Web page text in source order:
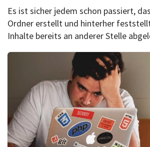
Es ist sicher jedem schon passiert,
Ordner erstellt und hinterher
Inhalte bereits an anderer Stelle